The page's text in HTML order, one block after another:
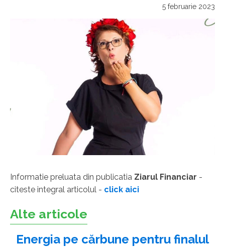
5 februarie 2023
Informatie preluata din publicatia Ziarul Financiar -
citeste integral articolul - click aici
Alte articole
Energia pe cărbune pentru finalul